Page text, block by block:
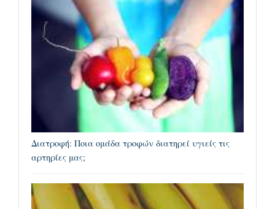
Διατροφή: Ποια ομάδα τροφών διατηρεί υγιείς τις
αρτηρίες μας;